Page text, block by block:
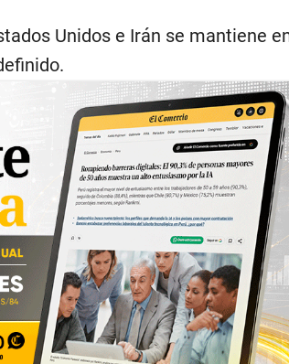
Unidos e Irán se mantiene